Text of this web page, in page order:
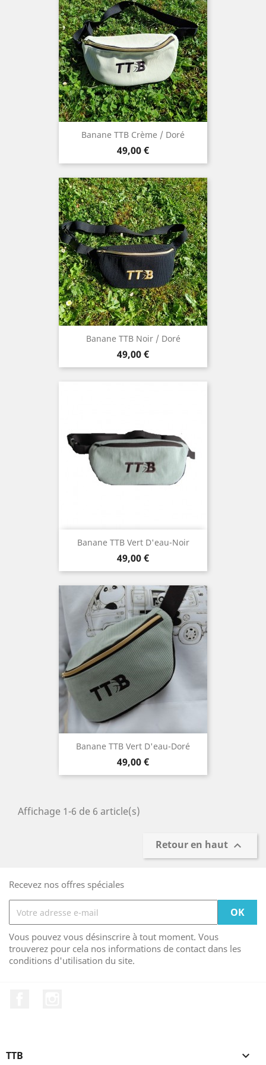
Banane TTB Crème / Doré
Prix
49,00 €
Banane TTB Noir / Doré
Prix
49,00 €
Banane TTB Vert D'eau-Noir
Prix
49,00 €
Banane TTB Vert D'eau-Doré
Prix
49,00 €
Affichage 1-6 de 6 article(s)
Retour en haut 
Recevez nos offres spéciales
Vous pouvez vous désinscrire à tout moment. Vous
trouverez pour cela nos informations de contact dans les
conditions d'utilisation du site.
TTB 